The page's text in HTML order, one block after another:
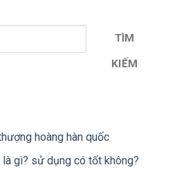
TÌM
KIẾM
hoàng hàn quốc
là gì? sử dụng có tốt không?